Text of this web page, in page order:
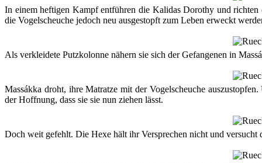
In einem heftigen Kampf entführen die Kalidas Dorothy und
die Vogelscheuche jedoch neu ausgestopft zum Leben erweckt
Als verkleidete Putzkolonne nähern sie sich der Gefangenen in
Massákka droht, ihre Matratze mit der Vogelscheuche
der Hoffnung, dass sie sie nun ziehen lässt.
Doch weit gefehlt. Die Hexe hält ihr Versprechen nicht und versucht